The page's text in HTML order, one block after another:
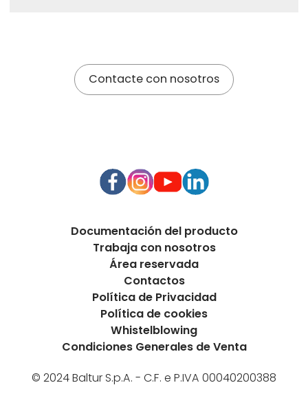
Contacte con nosotros
Documentación del producto
Trabaja con nosotros
Área reservada
Contactos
Política de Privacidad
Política de cookies
Whistelblowing
Condiciones Generales de Venta
© 2024 Baltur S.p.A. - C.F. e P.IVA 00040200388